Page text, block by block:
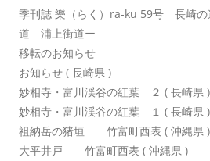
季刊誌 樂（らく）ra-ku 59号 長崎
道 浦上街道ー
移転のお知らせ
お知らせ ( 長崎県 )
妙相寺・富川渓谷の紅葉 ２ ( 長崎県 )
妙相寺・富川渓谷の紅葉 １ ( 長崎県 )
祖納岳の猪垣 竹富町西表 ( 沖縄県 )
大平井戸 竹富町西表 ( 沖縄県 )